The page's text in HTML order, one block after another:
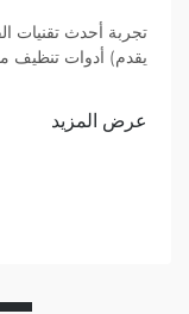
يقدم) أدوات تنظيف
عرض المزيد